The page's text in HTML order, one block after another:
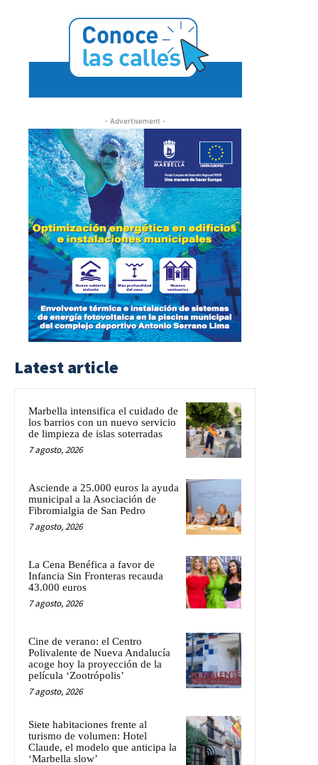
- Advertisement -
Latest article
Marbella intensifica el cuidado de
los barrios con un nuevo servicio
de limpieza de islas soterradas
7 agosto, 2026
Asciende a 25.000 euros la ayuda
municipal a la Asociación de
Fibromialgia de San Pedro
7 agosto, 2026
La Cena Benéfica a favor de
Infancia Sin Fronteras recauda
43.000 euros
7 agosto, 2026
Cine de verano: el Centro
Polivalente de Nueva Andalucía
acoge hoy la proyección de la
película ‘Zootrópolis’
7 agosto, 2026
Siete habitaciones frente al
turismo de volumen: Hotel
Claude, el modelo que anticipa la
‘Marbella slow’